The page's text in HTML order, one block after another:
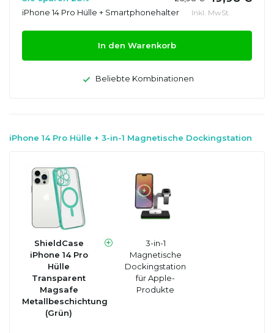
iPhone 14 Pro Hülle + Smartphonehalter Inkl. MwSt.
In den Warenkorb
Beliebte Kombinationen
iPhone 14 Pro Hülle + 3-in-1 Magnetische Dockingstation
ShieldCase
iPhone 14 Pro
Hülle
Transparent
Magsafe
Metallbeschichtung
(Grün)
3-in-1
Magnetische
Dockingstation
für Apple-
Produkte